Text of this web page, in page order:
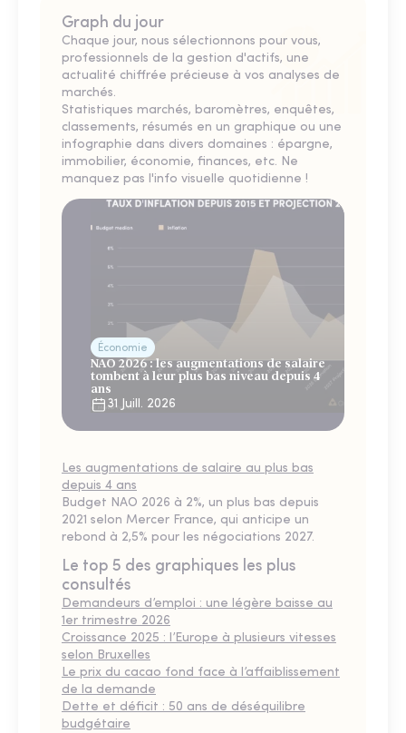
Graph du jour
Chaque jour, nous sélectionnons pour vous,
professionnels de la gestion d'actifs, une
actualité chiffrée précieuse à vos analyses de
marchés.
Statistiques marchés, baromètres, enquêtes,
classements, résumés en un graphique ou une
infographie dans divers domaines : épargne,
immobilier, économie, finances, etc. Ne
manquez pas l'info visuelle quotidienne !
Économie
NAO 2026 : les augmentations de salaire
tombent à leur plus bas niveau depuis 4
ans
31 Juill. 2026
Les augmentations de salaire au plus bas
depuis 4 ans
Budget NAO 2026 à 2%, un plus bas depuis
2021 selon Mercer France, qui anticipe un
rebond à 2,5% pour les négociations 2027.
Le top 5 des graphiques les plus
consultés
Demandeurs d’emploi : une légère baisse au
1er trimestre 2026
Croissance 2025 : l’Europe à plusieurs vitesses
selon Bruxelles
Le prix du cacao fond face à l’affaiblissement
de la demande
Dette et déficit : 50 ans de déséquilibre
budgétaire